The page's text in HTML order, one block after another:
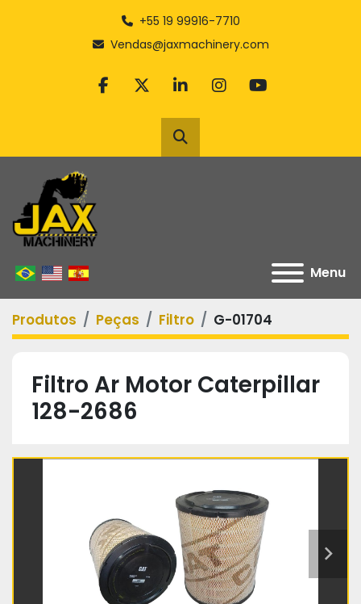
+55 19 99916-7710
Vendas@jaxmachinery.com
facebook
twitterlinkedininstagram
youtube
Pesquisar
Menu
Produtos Peças Filtro G-01704
Filtro Ar Motor Caterpillar
128-2686